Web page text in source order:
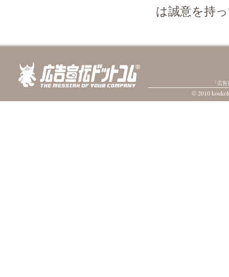
は誠意を持
「広
© 2010